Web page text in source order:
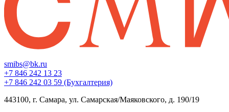
smibs@bk.ru
+7 846 242 13 23
+7 846 242 03 59 (Бухгалтерия)
443100, г. Самара, ул. Самарская/Маяковского, д. 190/19